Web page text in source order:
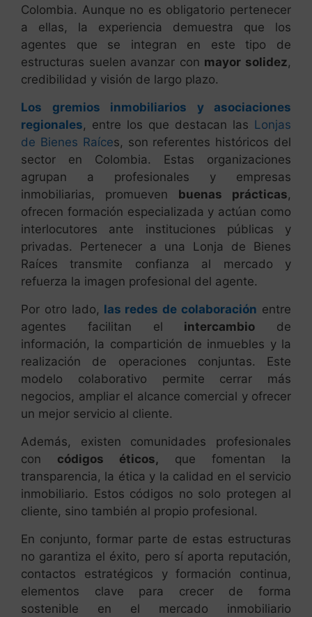
Colombia. Aunque no es obligatorio pertenecer
a ellas, la experiencia demuestra que los
agentes que se integran en este tipo de
estructuras suelen avanzar con mayor solidez,
credibilidad y visión de largo plazo.
Los gremios inmobiliarios y asociaciones
regionales, entre los que destacan las Lonjas
de Bienes Raíces, son referentes históricos del
sector en Colombia. Estas organizaciones
agrupan a profesionales y empresas
inmobiliarias, promueven buenas prácticas,
ofrecen formación especializada y actúan como
interlocutores ante instituciones públicas y
privadas. Pertenecer a una Lonja de Bienes
Raíces transmite confianza al mercado y
refuerza la imagen profesional del agente.
Por otro lado, las redes de colaboración entre
agentes facilitan el intercambio de
información, la compartición de inmuebles y la
realización de operaciones conjuntas. Este
modelo colaborativo permite cerrar más
negocios, ampliar el alcance comercial y ofrecer
un mejor servicio al cliente.
Además, existen comunidades profesionales
con códigos éticos, que fomentan la
transparencia, la ética y la calidad en el servicio
inmobiliario. Estos códigos no solo protegen al
cliente, sino también al propio profesional.
En conjunto, formar parte de estas estructuras
no garantiza el éxito, pero sí aporta reputación,
contactos estratégicos y formación continua,
elementos clave para crecer de forma
sostenible en el mercado inmobiliario